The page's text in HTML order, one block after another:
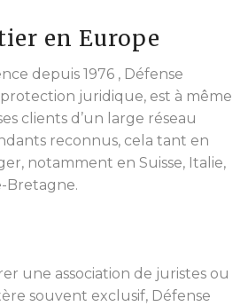
en Europe
depuis 1976 , Défense
juridique, est à même
clients d’un large réseau
reconnus, cela tant en
notamment en Suisse, Italie,
Bretagne.
une association de juristes ou
souvent exclusif, Défense